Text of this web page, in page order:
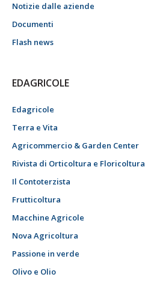
Notizie dalle aziende
Documenti
Flash news
EDAGRICOLE
Edagricole
Terra e Vita
Agricommercio & Garden Center
Rivista di Orticoltura e Floricoltura
Il Contoterzista
Frutticoltura
Macchine Agricole
Nova Agricoltura
Passione in verde
Olivo e Olio